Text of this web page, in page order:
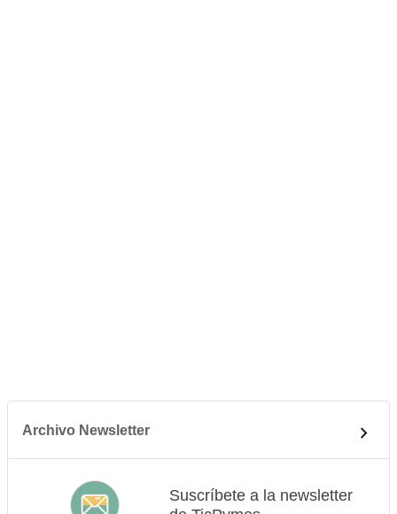
Archivo Newsletter
Suscríbete a la newsletter